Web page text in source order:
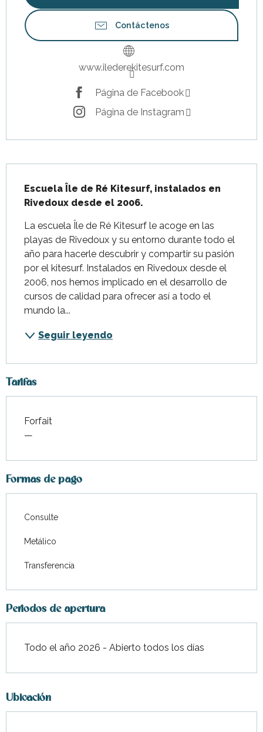
Contáctenos
www.ilederekitesurf.com
Página de Facebook
Página de Instagram
Escuela Île de Ré Kitesurf, instalados en
Rivedoux desde el 2006.
La escuela Île de Ré Kitesurf le acoge en las
playas de Rivedoux y su entorno durante todo el
año para hacerle descubrir y compartir su pasión
por el kitesurf. Instalados en Rivedoux desde el
2006, nos hemos implicado en el desarrollo de
cursos de calidad para ofrecer así a todo el
mundo la...
Seguir leyendo
Tarifas
Tarifas 2026
Forfait
—
Formas de pago
Consulte
Metálico
Transferencia
Periodos de apertura
Todo el año 2026 - Abierto todos los días
Ubicación